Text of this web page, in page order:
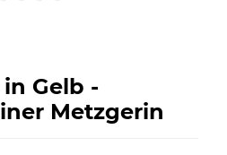
in Gelb -
Metzgerin